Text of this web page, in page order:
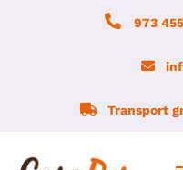
973
Transport